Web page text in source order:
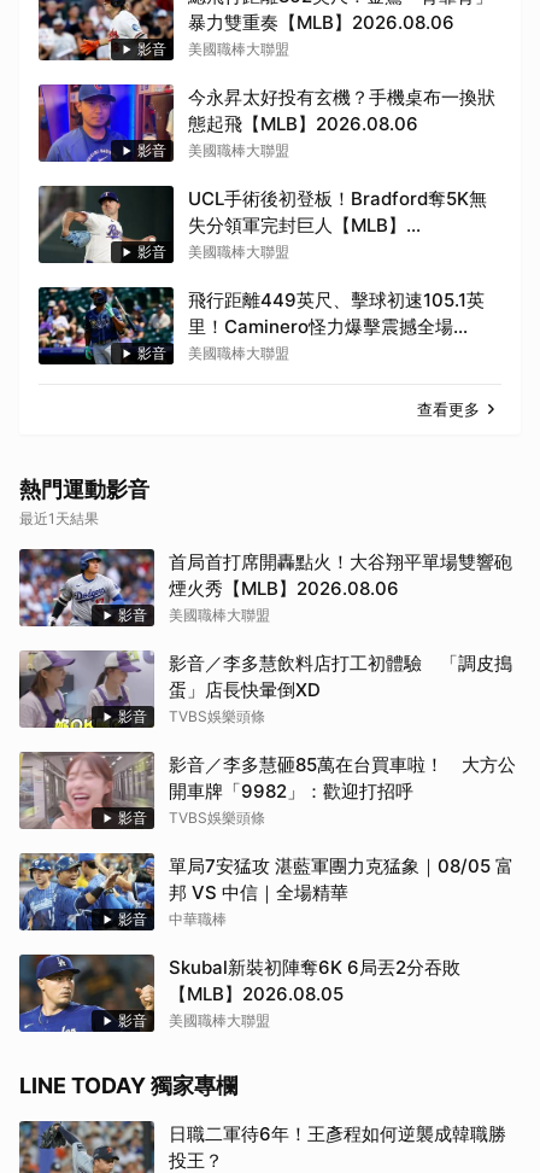
影音
暴力雙重奏【MLB】2026.08.06
美國職棒大聯盟
影音
今永昇太好投有玄機？手機桌布一換狀
態起飛【MLB】2026.08.06
美國職棒大聯盟
影音
UCL手術後初登板！Bradford奪5K無
失分領軍完封巨人【MLB】
2026.08.06
美國職棒大聯盟
影音
飛行距離449英尺、擊球初速105.1英
里！Caminero怪力爆擊震撼全場
【MLB】2026.08.06
美國職棒大聯盟
查看更多
熱門運動影音
最近1天結果
影音
首局首打席開轟點火！大谷翔平單場雙響砲
煙火秀【MLB】2026.08.06
美國職棒大聯盟
影音
影音／李多慧飲料店打工初體驗 「調皮搗
蛋」店長快暈倒XD
TVBS娛樂頭條
影音
影音／李多慧砸85萬在台買車啦！ 大方公
開車牌「9982」：歡迎打招呼
TVBS娛樂頭條
影音
單局7安猛攻 湛藍軍團力克猛象｜08/05 富
邦 VS 中信｜全場精華
中華職棒
影音
Skubal新裝初陣奪6K 6局丟2分吞敗
【MLB】2026.08.05
美國職棒大聯盟
LINE TODAY 獨家專欄
日職二軍待6年！王彥程如何逆襲成韓職勝
投王？
取消